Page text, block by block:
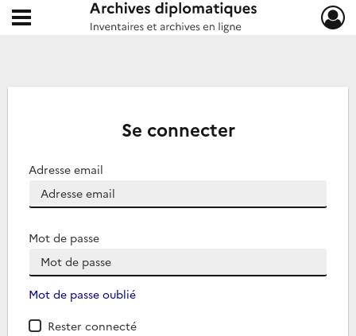
Archives diplomatiques
Ouvrir le menu déroulant
Se connecter
Adresse email
Mot de passe
Mot de passe oublié
Rester connecté